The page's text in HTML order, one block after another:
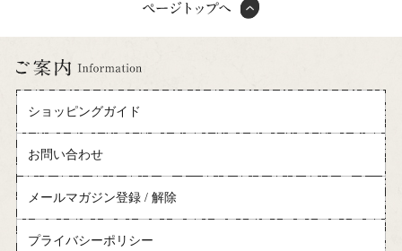
ショッピングガイド
お問い合わせ
メールマガジン登録 / 解除
プライバシーポリシー